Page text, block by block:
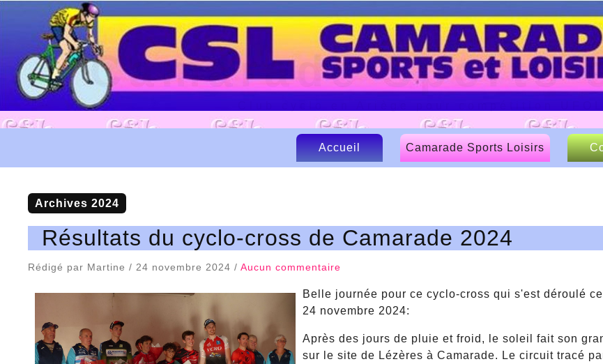
Camarade Sports
Accueil
Camarade Sports Loisirs
Le CSL
Articles de presse
Archives 2024
Résultats du cyclo-cross de Camarade 2024
Rédigé par Martine / 24 novembre 2024 / Aucun commentaire
Belle journée pour ce cyclo-cross qui s'est déroulé
24 novembre 2024:
Après des jours de pluie et froid, le soleil fait son
sur le site de Lézères à Camarade. Le circuit tracé